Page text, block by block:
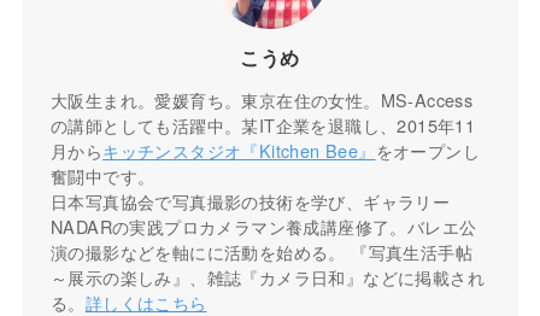
こうめ
大阪生まれ。愛媛育ち。東京在住の女性。MS-Access
の講師としても活躍中。某IT企業を退職し、2015年11
月からキッチンスタジオ『Kitchen Bee』 をオープンし
奮闘中です。
日本写真協会で写真撮影の技術を学び、ギャラリー
NADARの実践プロカメラマン養成講座修了。バレエ公
演の撮影などを軸にに活動を始める。 『写真生活手帖
～展示の楽しみ』、雑誌『カメラ日和』などに掲載され
る。 詳しくはこちら